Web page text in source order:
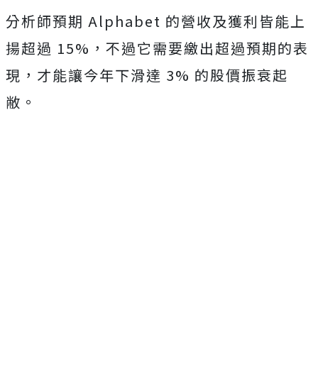
分析師預期 Alphabet 的營收及獲利皆能上
揚超過 15%，不過它需要繳出超過預期的表
現，才能讓今年下滑達 3% 的股價振衰起
敝。